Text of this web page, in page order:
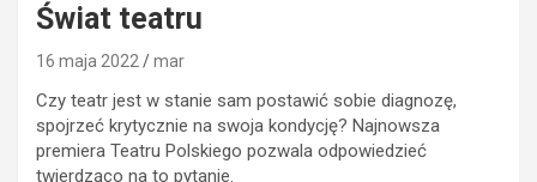
Świat teatru
16 maja 2022 mar
Czy teatr jest w stanie sam postawić sobie diagnozę,
spojrzeć krytycznie na swoja kondycję? Najnowsza
premiera Teatru Polskiego pozwala odpowiedzieć
twierdząco na to pytanie.